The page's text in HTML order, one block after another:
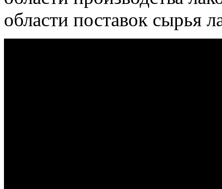
области поставок сырья